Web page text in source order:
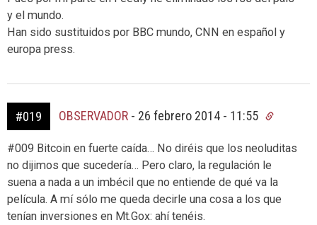
y el mundo.
Han sido sustituidos por BBC mundo, CNN en español y
europa press.
#019 OBSERVADOR - 26 febrero 2014 - 11:55
#009 Bitcoin en fuerte caída… No diréis que los neoluditas
no dijimos que sucedería… Pero claro, la regulación le
suena a nada a un imbécil que no entiende de qué va la
película. A mí sólo me queda decirle una cosa a los que
tenían inversiones en Mt.Gox: ahí tenéis.